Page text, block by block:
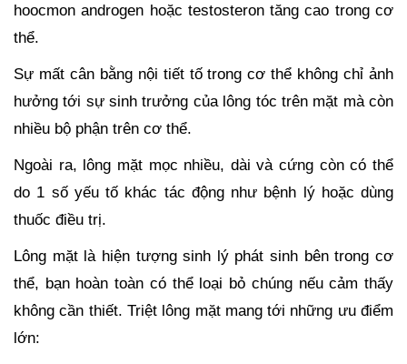
hoocmon androgen hoặc testosteron tăng cao trong cơ
thể.
Sự mất cân bằng nội tiết tố trong cơ thể không chỉ ảnh
hưởng tới sự sinh trưởng của lông tóc trên mặt mà còn
nhiều bộ phận trên cơ thể.
Ngoài ra, lông mặt mọc nhiều, dài và cứng còn có thể
do 1 số yếu tố khác tác động như bệnh lý hoặc dùng
thuốc điều trị.
Lông mặt là hiện tượng sinh lý phát sinh bên trong cơ
thể, bạn hoàn toàn có thể loại bỏ chúng nếu cảm thấy
không cần thiết. Triệt lông mặt mang tới những ưu điểm
lớn: